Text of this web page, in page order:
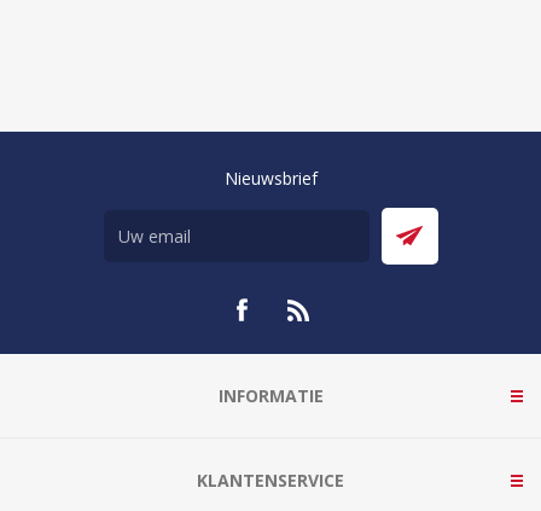
Nieuwsbrief
INFORMATIE
KLANTENSERVICE